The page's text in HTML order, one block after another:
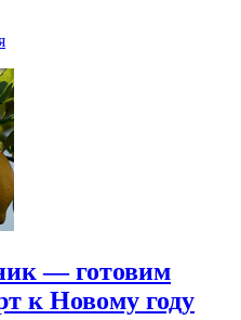
— готовим
к Новому году